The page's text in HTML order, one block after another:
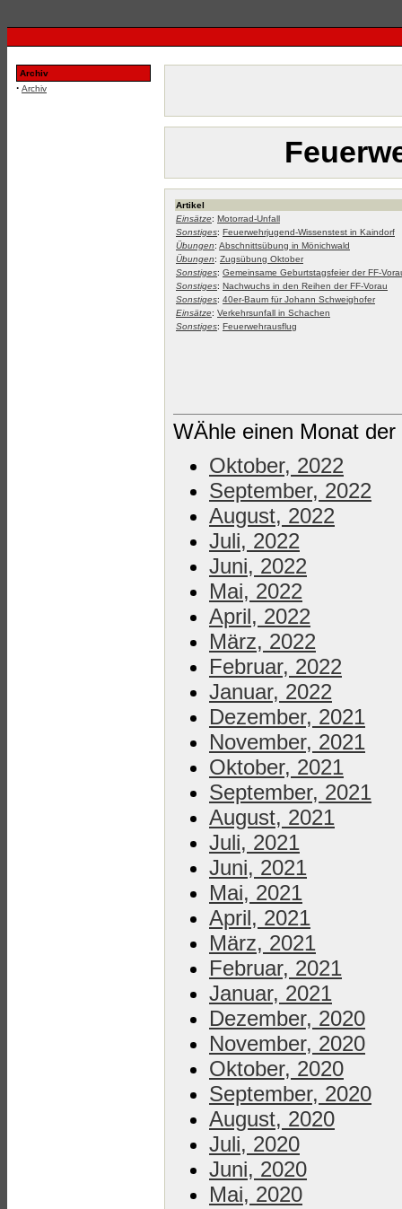
Archiv
· Archiv
Artikel
Einsätze: Motorrad-Unfall
Sonstiges: Feuerwehrjugend-Wissenstest in Kaindorf
Übungen: Abschnittsübung in Mönichwald
Übungen: Zugsübung Oktober
Sonstiges: Gemeinsame Geburtstagsfeier der FF-
Sonstiges: Nachwuchs in den Reihen der FF-Vorau
Sonstiges: 40er-Baum für Johann Schweighofer
Einsätze: Verkehrsunfall in Schachen
Sonstiges: Feuerwehrausflug
WÄhle einen Monat
Oktober, 2022
September, 2022
August, 2022
Juli, 2022
Juni, 2022
Mai, 2022
April, 2022
März, 2022
Februar, 2022
Januar, 2022
Dezember, 2021
November, 2021
Oktober, 2021
September, 2021
August, 2021
Juli, 2021
Juni, 2021
Mai, 2021
April, 2021
März, 2021
Februar, 2021
Januar, 2021
Dezember, 2020
November, 2020
Oktober, 2020
September, 2020
August, 2020
Juli, 2020
Juni, 2020
Mai, 2020